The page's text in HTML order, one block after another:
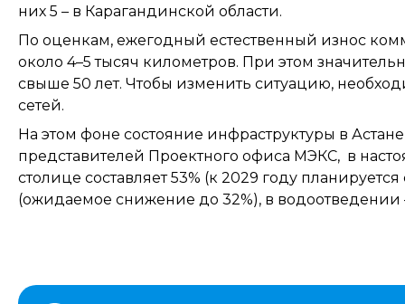
них 5 – в Карагандинской области.
По оценкам, ежегодный естественный износ
около 4–5 тысяч километров. При этом
свыше 50 лет. Чтобы изменить ситуацию,
сетей.
На этом фоне состояние инфраструктуры в
представителей Проектного офиса МЭКС, в
столице составляет 53% (к 2029 году
(ожидаемое снижение до 32%), в водоотведении